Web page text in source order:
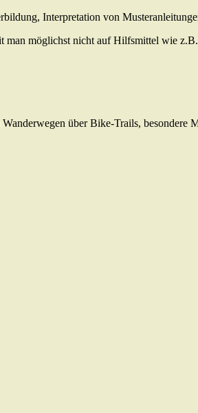
Interpretation von
möglichst nicht auf Hilfsmittel wie
über Bike-Trails, besondere